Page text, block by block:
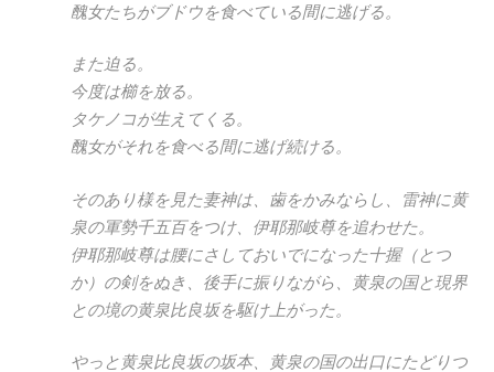
醜女たちがブドウを食べている間に逃げる。
また迫る。
今度は櫛を放る。
タケノコが生えてくる。
醜女がそれを食べる間に逃げ続ける。
そのあり様を見た妻神は、歯をかみならし、雷神に黄
泉の軍勢千五百をつけ、伊耶那岐尊を追わせた。
伊耶那岐尊は腰にさしておいでになった十握（とつ
か）の剣をぬき、後手に振りながら、黄泉の国と現界
との境の黄泉比良坂を駆け上がった。
やっと黄泉比良坂の坂本、黄泉の国の出口にたどりつ